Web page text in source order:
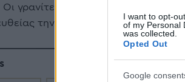
I want to opt-
of my Personal
was collected.
Opted Out
Google
Οι γρανίτες μπορούν να
την κόκα-κόλα στο